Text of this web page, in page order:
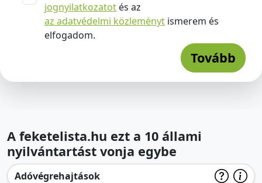
jognyilatkozatot és az
az adatvédelmi közleményt ismerem és
elfogadom.
Tovább
A feketelista.hu ezt a 10 állami
nyilvántartást vonja egybe
Adóvégrehajtások